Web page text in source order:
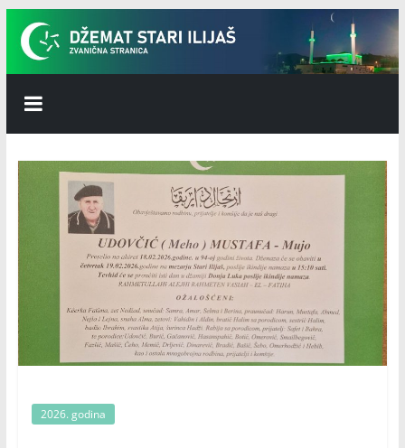
Skip
content
Džemat
Stari
Ilijaš
2026. godina